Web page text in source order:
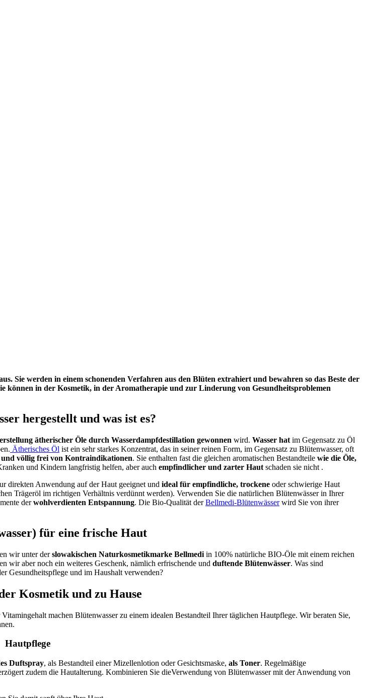
Sie werden in einem schonenden Verfahren aus den Blüten extrahiert und bewahren so das Beste der
können in der Kosmetik, in der Aromatherapie und zur Linderung von Gesundheitsproblemen
hergestellt und was ist es?
ätherischer Öle durch Wasserdampfdestillation gewonnen wird. Wasser hat im Gegensatz zu Öl
Ätherisches Öl ist ein sehr starkes Konzentrat, das in seiner reinen Form, im Gegensatz zu Blütenwasser, oft
und völlig frei von Kontraindikationen. Sie enthalten fast die gleichen aromatischen Bestandteile wie die Öle,
und Kindern langfristig helfen, aber auch empfindlicher und zarter Haut schaden sie nicht .
direkten Anwendung auf der Haut geeignet und ideal für empfindliche, trockene oder schwierige Haut
Trägeröl im richtigen Verhältnis verdünnt werden). Verwenden Sie die natürlichen Blütenwässer in Ihrer
derwohlverdienten Entspannung. Die Bio-Qualität derBellmedi-Blütenwässerwird Sie von ihrer
für eine frische Haut
wir unter derslowakischen Naturkosmetikmarke Bellmedi in 100% natürliche BIO-Öle mit einem reichen
wir aber noch ein weiteres Geschenk, nämlich erfrischende und duftende Blütenwässer. Was sind
Gesundheitspflege und im Haushalt verwenden?
Kosmetik und zu Hause
machen Blütenwasser zu einem idealen Bestandteil Ihrer täglichen Hautpflege. Wir beraten Sie,
Hautpflege
Duftspray, als Bestandteil einer Mizellenlotion oder Gesichtsmaske, als Toner. Regelmäßige
zudem die Hautalterung. Kombinieren Sie dieVerwendung von Blütenwasser mit der Anwendung von